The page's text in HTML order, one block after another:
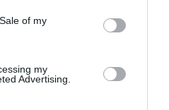
of my
my
Advertising.
libertatea să o fac. M-am
filme despre cât este de
cărți despre